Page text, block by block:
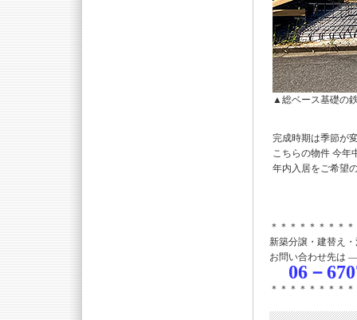
▲総ベース基礎の
完成時期は季節が
こちらの物件 今年
年内入居をご希望
＊＊＊＊＊＊＊＊
新築分譲・建替え
お問い合わせ先は
06－
＊＊＊＊＊＊＊＊